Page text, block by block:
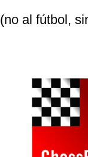
al fútbol,